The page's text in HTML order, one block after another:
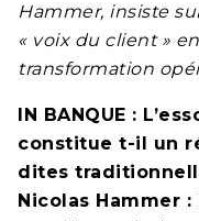
Hammer, insiste
« voix du client »
transformation
IN BANQUE :
constitue t-il un
dites
Nicolas Hammer :